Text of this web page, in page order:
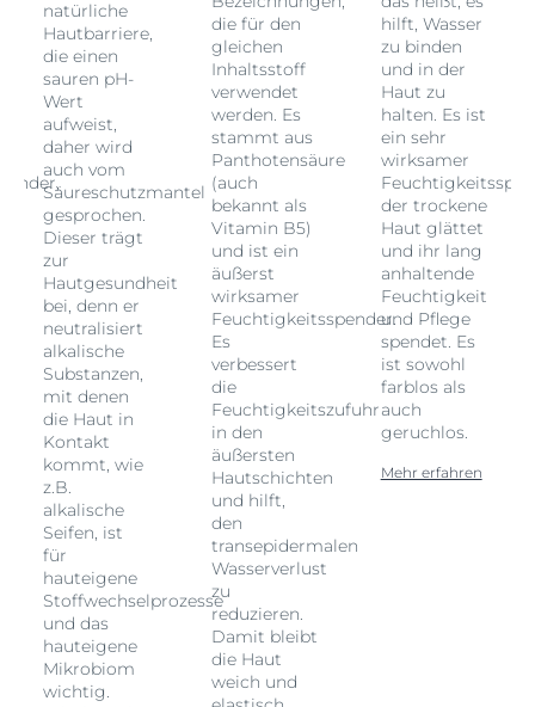
natürliche
Hautbarriere,
die einen
sauren pH-
Wert
aufweist,
daher wird
auch vom
Säureschutzmantel
gesprochen.
Dieser trägt
zur
Hautgesundheit
bei, denn er
neutralisiert
alkalische
Substanzen,
mit denen
die Haut in
Kontakt
kommt, wie
z.B.
alkalische
Seifen, ist
für
hauteigene
Stoffwechselprozesse
und das
hauteigene
Mikrobiom
wichtig.
die für den
gleichen
Inhaltsstoff
verwendet
werden. Es
stammt aus
Panthotensäure
(auch
bekannt als
Vitamin B5)
und ist ein
äußerst
wirksamer
Feuchtigkeitsspender.
Es
verbessert
die
Feuchtigkeitszufuhr
in den
äußersten
Hautschichten
und hilft,
den
transepidermalen
Wasserverlust
zu
reduzieren.
Damit bleibt
die Haut
weich und
hilft, Wasser
zu binden
und in der
Haut zu
halten. Es ist
ein sehr
wirksamer
der trockene
Haut glättet
und ihr lang
anhaltende
Feuchtigkeit
und Pflege
spendet. Es
ist sowohl
farblos als
auch
geruchlos.
Mehr erfahren